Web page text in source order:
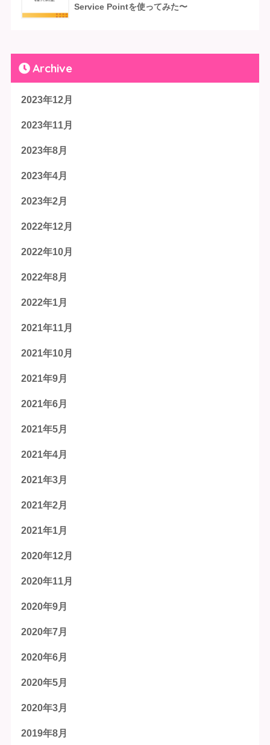
Service Pointを使ってみた〜
Archive
2023年12月
2023年11月
2023年8月
2023年4月
2023年2月
2022年12月
2022年10月
2022年8月
2022年1月
2021年11月
2021年10月
2021年9月
2021年6月
2021年5月
2021年4月
2021年3月
2021年2月
2021年1月
2020年12月
2020年11月
2020年9月
2020年7月
2020年6月
2020年5月
2020年3月
2019年8月